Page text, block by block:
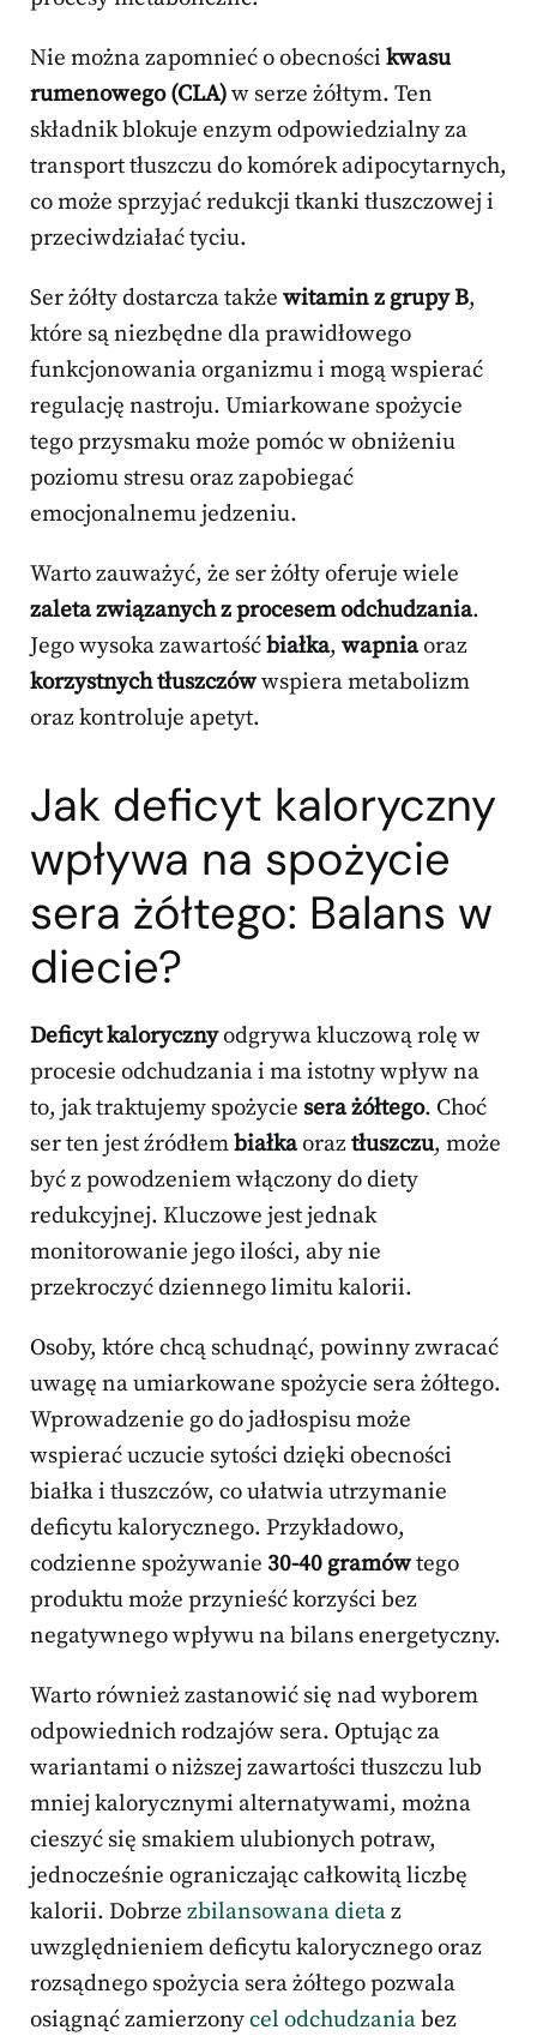
Nie można zapomnieć o obecności kwasu
rumenowego (CLA)w serze żółtym. Ten
składnik blokuje enzym odpowiedzialny za
transport tłuszczu do komórek adipocytarnych,
co może sprzyjać redukcji tkanki tłuszczowej i
przeciwdziałać tyciu.
Ser żółty dostarcza także witamin z grupy B,
które są niezbędne dla prawidłowego
funkcjonowania organizmu i mogą wspierać
regulację nastroju. Umiarkowane spożycie
tego przysmaku może pomóc w obniżeniu
poziomu stresu oraz zapobiegać
emocjonalnemu jedzeniu.
Warto zauważyć, że ser żółty oferuje wiele
zaleta związanych z procesem odchudzania.
Jego wysoka zawartośćbiałka, wapniaoraz
korzystnych tłuszczówwspiera metabolizm
oraz kontroluje apetyt.
Jak deficyt kaloryczny
wpływa na spożycie
sera żółtego: Balans w
diecie?
Deficyt kalorycznyodgrywa kluczową rolę w
procesie odchudzania i ma istotny wpływ na
to, jak traktujemy spożycie sera żółtego. Choć
ser ten jest źródłembiałkaoraztłuszczu, może
być z powodzeniem włączony do diety
redukcyjnej. Kluczowe jest jednak
monitorowanie jego ilości, aby nie
przekroczyć dziennego limitu kalorii.
Osoby, które chcą schudnąć, powinny zwracać
uwagę na umiarkowane spożycie sera żółtego.
Wprowadzenie go do jadłospisu może
wspierać uczucie sytości dzięki obecności
białka i tłuszczów, co ułatwia utrzymanie
deficytu kalorycznego. Przykładowo,
codzienne spożywanie 30-40 gramówtego
produktu może przynieść korzyści bez
negatywnego wpływu na bilans energetyczny.
Warto również zastanowić się nad wyborem
odpowiednich rodzajów sera. Optując za
wariantami o niższej zawartości tłuszczu lub
mniej kalorycznymi alternatywami, można
cieszyć się smakiem ulubionych potraw,
jednocześnie ograniczając całkowitą liczbę
kalorii. Dobrze zbilansowana dietaz
uwzględnieniem deficytu kalorycznego oraz
rozsądnego spożycia sera żółtego pozwala
osiągnąć zamierzonycel odchudzaniabez